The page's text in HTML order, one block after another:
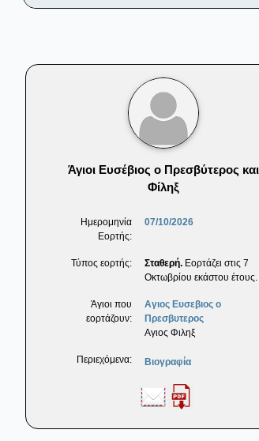
Άγιοι Ευσέβιος ο Πρεσβύτερος και
Φίληξ
Ημερομηνία
Εορτής:
07/10/2026
Τύπος εορτής: Σταθερή. Εορτάζει στις 7
Οκτωβρίου εκάστου έτους.
Άγιοι που
εορτάζουν:
Αγιος Ευσεβιος ο
Πρεσβυτερος
Αγιος Φιληξ
Περιεχόμενα: Βιογραφία